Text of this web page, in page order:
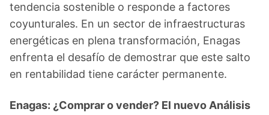
tendencia sostenible o responde a factores
coyunturales. En un sector de infraestructuras
energéticas en plena transformación, Enagas
enfrenta el desafío de demostrar que este salto
en rentabilidad tiene carácter permanente.
Enagas: ¿Comprar o vender? El nuevo Análisis